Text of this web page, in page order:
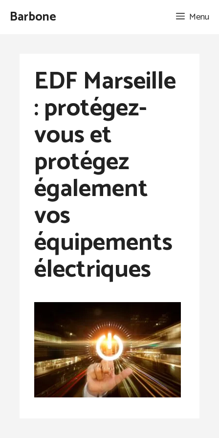
AllerBarbone Menu
EDF Marseille
: protégez-
vous et
protégez
également
vos
équipements
électriques